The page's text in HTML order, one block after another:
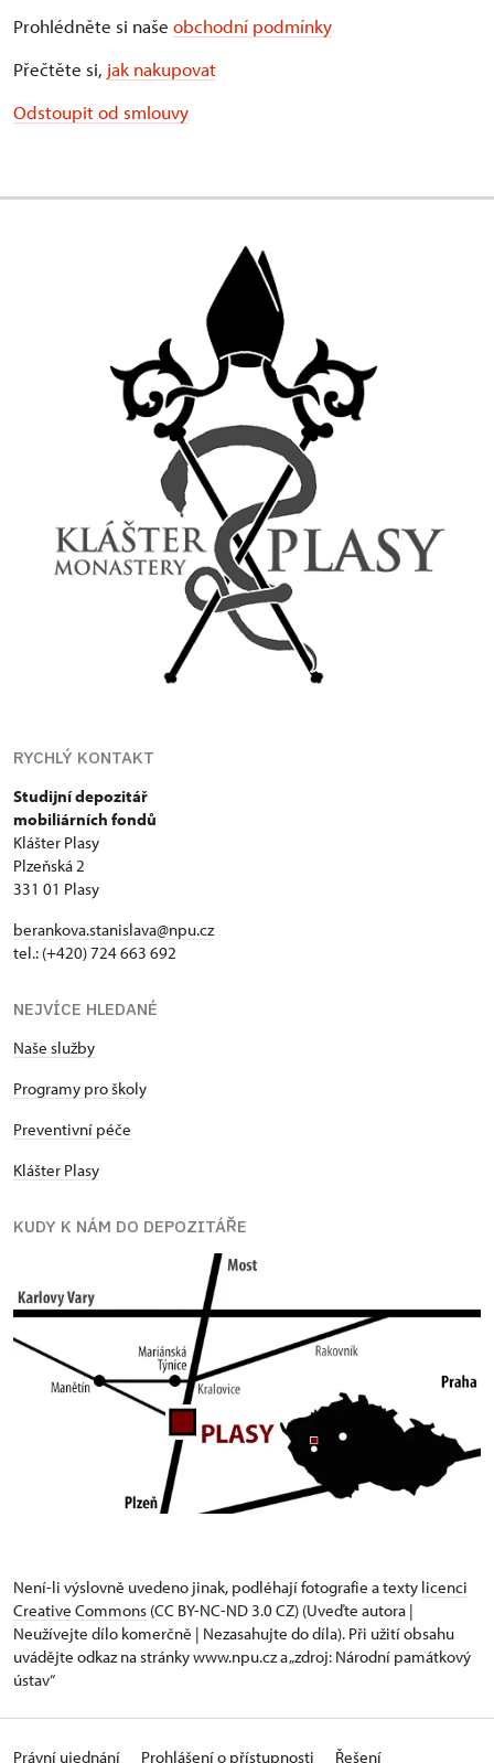
Prohlédněte si naše obchodní podmínky
Přečtěte si, jak nakupovat
Odstoupit od smlouvy
RYCHLÝ KONTAKT
Studijní depozitář
mobiliárních fondů
Klášter Plasy
Plzeňská 2
331 01 Plasy
berankova.stanislava@npu.cz
tel.: (+420) 724 663 692
NEJVÍCE HLEDANÉ
Naše služby
Programy pro školy
Preventivní péče
Klášter Plasy
KUDY K NÁM DO DEPOZITÁŘE
Není-li výslovně uvedeno jinak, podléhají fotografie a texty licenci
Creative Commons (CC BY-NC-ND 3.0 CZ) (Uveďte autora |
Neužívejte dílo komerčně | Nezasahujte do díla). Při užití obsahu
uvádějte odkaz na stránky www.npu.cz a „zdroj: Národní památkový
ústav“
Právní ujednání Prohlášení o přístupnosti Řešení